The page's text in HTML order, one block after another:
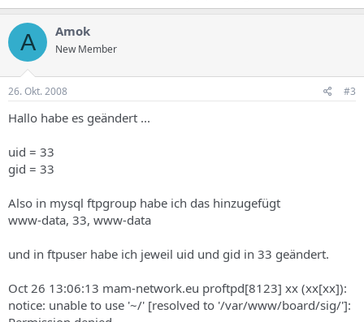
A Amok
New Member
26. Okt. 2008 #3
Hallo habe es geändert ...
uid = 33
gid = 33
Also in mysql ftpgroup habe ich das hinzugefügt
www-data, 33, www-data
und in ftpuser habe ich jeweil uid und gid in 33 geändert.
Oct 26 13:06:13 mam-network.eu proftpd[8123] xx (xx[xx]):
notice: unable to use '~/' [resolved to '/var/www/board/sig/']: